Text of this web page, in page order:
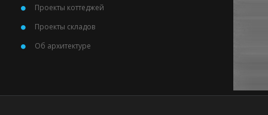
Проекты коттеджей
Проекты складов
Об архитектуре